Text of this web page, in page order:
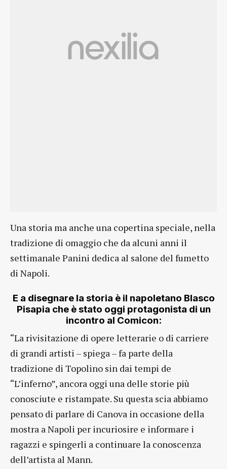
Una storia ma anche una copertina speciale, nella
tradizione di omaggio che da alcuni anni il
settimanale Panini dedica al salone del fumetto
di Napoli.
E a disegnare la storia è il napoletano Blasco
Pisapia che è stato oggi protagonista di un
incontro al Comicon:
“La rivisitazione di opere letterarie o di carriere
di grandi artisti – spiega – fa parte della
tradizione di Topolino sin dai tempi de
“L’inferno”, ancora oggi una delle storie più
conosciute e ristampate. Su questa scia abbiamo
pensato di parlare di Canova in occasione della
mostra a Napoli per incuriosire e informare i
ragazzi e spingerli a continuare la conoscenza
dell’artista al Mann.